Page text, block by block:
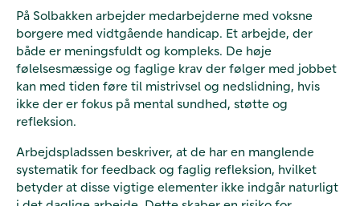
På Solbakken arbejder medarbejderne med voksne
borgere med vidtgående handicap. Et arbejde, der
både er meningsfuldt og kompleks. De høje
følelsesmæssige og faglige krav der følger med jobbet
kan med tiden føre til mistrivsel og nedslidning, hvis
ikke der er fokus på mental sundhed, støtte og
refleksion.
Arbejdspladssen beskriver, at de har en manglende
systematik for feedback og faglig refleksion, hvilket
betyder at disse vigtige elementer ikke indgår naturligt